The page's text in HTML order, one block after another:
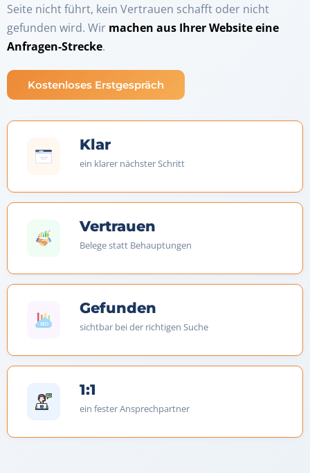
Seite nicht führt, kein Vertrauen schafft oder nicht
gefunden wird. Wir machen aus Ihrer Website eine
Anfragen-Strecke.
Kostenloses Erstgespräch
Klar
ein klarer nächster Schritt
Vertrauen
Belege statt Behauptungen
Gefunden
sichtbar bei der richtigen Suche
1:1
ein fester Ansprechpartner